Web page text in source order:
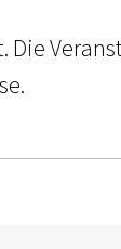
Die